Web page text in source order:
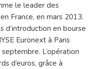
le leader des
France, en mars 2013.
d’introduction en bourse
Euronext à Paris
L’opération
d’euros, grâce à